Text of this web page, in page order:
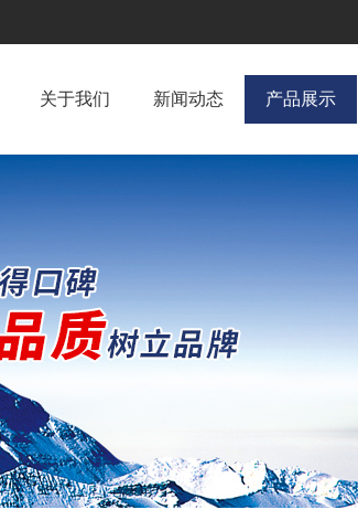
关于我们 新闻动态 产品展示